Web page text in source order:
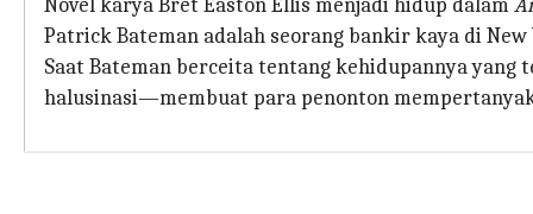
Novel karya Bret Easton Ellis menjadi hidup dalam
Patrick Bateman adalah seorang bankir kaya di
Saat Bateman berceita tentang kehidupannya
halusinasi—membuat para penonton